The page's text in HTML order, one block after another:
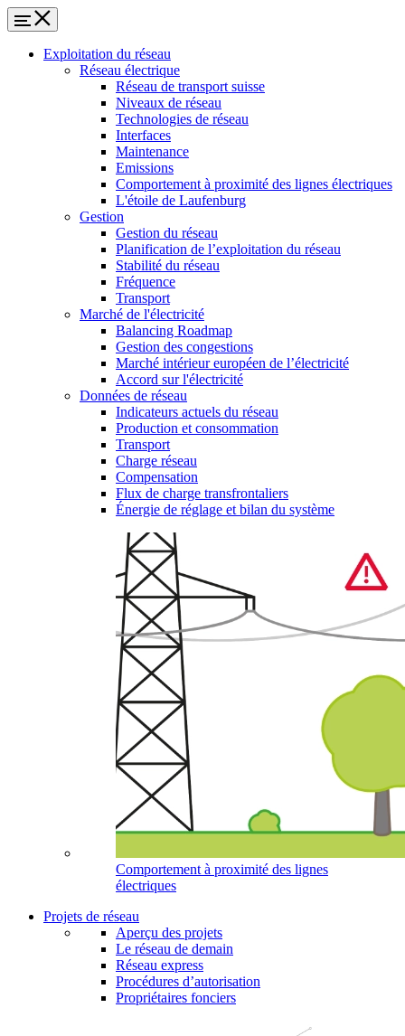
Exploitation du réseau
Réseau électrique
Réseau de transport suisse
Niveaux de réseau
Technologies de réseau
Interfaces
Maintenance
Emissions
Comportement à proximité des lignes électriques
L'étoile de Laufenburg
Gestion
Gestion du réseau
Planification de l’exploitation du réseau
Stabilité du réseau
Fréquence
Transport
Marché de l'électricité
Balancing Roadmap
Gestion des congestions
Marché intérieur européen de l’électricité
Accord sur l'électricité
Données de réseau
Indicateurs actuels du réseau
Production et consommation
Transport
Charge réseau
Compensation
Flux de charge transfrontaliers
Énergie de réglage et bilan du système
Comportement à proximité des lignes
électriques
Projets de réseau
Aperçu des projets
Le réseau de demain
Réseau express
Procédures d’autorisation
Propriétaires fonciers